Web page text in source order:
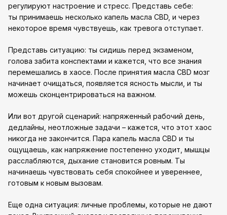
регулируют настроение и стресс. Представь себе:
ты принимаешь несколько капель масла CBD, и через
некоторое время чувствуешь, как тревога отступает.
Представь ситуацию: ты сидишь перед экзаменом,
голова забита конспектами и кажется, что все знания
перемешались в хаосе. После принятия масла CBD мозг
начинает очищаться, появляется ясность мысли, и ты
можешь сконцентрироваться на важном.
Или вот другой сценарий: напряженный рабочий день,
дедлайны, неотложные задачи – кажется, что этот хаос
никогда не закончится. Пара капель масла CBD и ты
ощущаешь, как напряжение постепенно уходит, мышцы
расслабляются, дыхание становится ровным. Ты
начинаешь чувствовать себя спокойнее и увереннее,
готовым к новым вызовам.
Еще одна ситуация: личные проблемы, которые не дают